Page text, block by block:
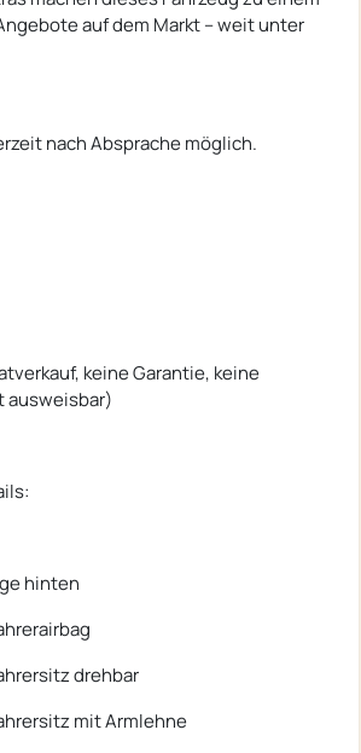
auf dem Markt – weit unter
nach Absprache möglich.
keine Garantie, keine
ausweisbar)
hinten
drehbar
mit Armlehne